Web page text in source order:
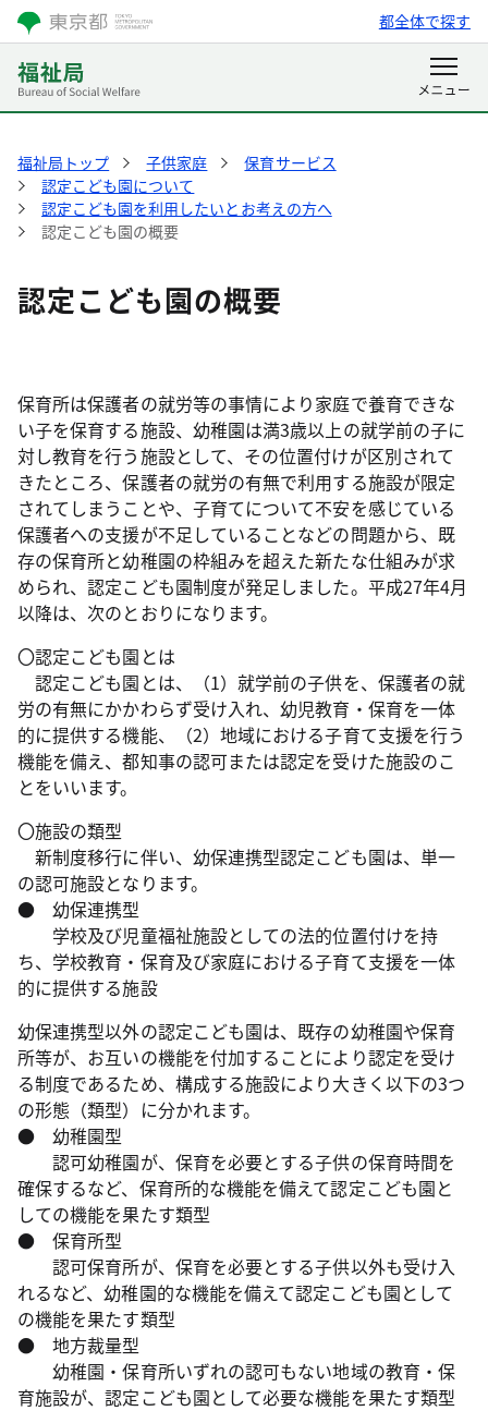
都全体で探す
福祉局トップ 子供家庭
保育サービス
認定こども園について
認定こども園を利用したいとお考えの方へ
認定こども園の概要
認定こども園の概要
保育所は保護者の就労等の事情により家庭で養育できな
い子を保育する施設、幼稚園は満3歳以上の就学前の子に
対し教育を行う施設として、その位置付けが区別されて
きたところ、保護者の就労の有無で利用する施設が限定
されてしまうことや、子育てについて不安を感じている
保護者への支援が不足していることなどの問題から、既
存の保育所と幼稚園の枠組みを超えた新たな仕組みが求
められ、認定こども園制度が発足しました。平成27年4月
以降は、次のとおりになります。
〇認定こども園とは
認定こども園とは、（1）就学前の子供を、保護者の就
労の有無にかかわらず受け入れ、幼児教育・保育を一体
的に提供する機能、（2）地域における子育て支援を行う
機能を備え、都知事の認可または認定を受けた施設のこ
とをいいます。
〇施設の類型
新制度移行に伴い、幼保連携型認定こども園は、単一
の認可施設となります。
● 幼保連携型
学校及び児童福祉施設としての法的位置付けを持
ち、学校教育・保育及び家庭における子育て支援を一体
的に提供する施設
幼保連携型以外の認定こども園は、既存の幼稚園や保育
所等が、お互いの機能を付加することにより認定を受け
る制度であるため、構成する施設により大きく以下の3つ
の形態（類型）に分かれます。
● 幼稚園型
認可幼稚園が、保育を必要とする子供の保育時間を
確保するなど、保育所的な機能を備えて認定こども園と
しての機能を果たす類型
● 保育所型
認可保育所が、保育を必要とする子供以外も受け入
れるなど、幼稚園的な機能を備えて認定こども園として
の機能を果たす類型
● 地方裁量型
幼稚園・保育所いずれの認可もない地域の教育・保
育施設が、認定こども園として必要な機能を果たす類型